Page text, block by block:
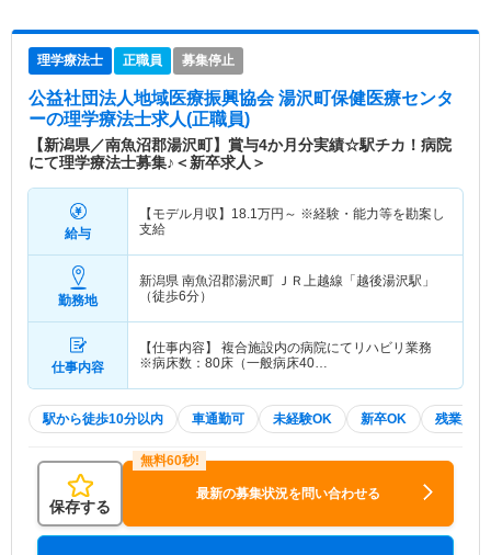
理学療法士 正職員 募集停止
公益社団法人地域医療振興協会 湯沢町保健医療センタ
ーの理学療法士求人(正職員)
【新潟県／南魚沼郡湯沢町】賞与4か月分実績☆駅チカ！病院
にて理学療法士募集♪＜新卒求人＞
給与
【モデル月収】 18.1万円～ ※経験・能力等を勘案し
支給
勤務地
新潟県 南魚沼郡湯沢町 ＪＲ上越線「越後湯沢駅」
（徒歩6分）
仕事内容
【仕事内容】 複合施設内の病院にてリハビリ業務
※病床数：80床（一般病床40…
駅から徒歩10分以内 車通勤可 未経験OK 新卒OK 残業少な
保存する
最新の募集状況を問い合わせる